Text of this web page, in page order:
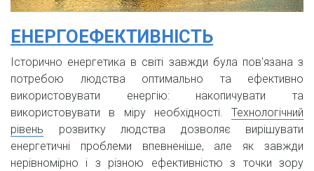
ЕНЕРГОЕФЕКТИВНІСТЬ
Історично енергетика в світі завжди була пов'язана з
потребою людства оптимально та ефективно
використовувати енергію: накопичувати та
використовувати в міру необхідності. Технологічний
рівень розвитку людства дозволяє вирішувати
енергетичні проблеми впевненіше, але як завжди
нерівномірно і з різною ефективністю з точки зору